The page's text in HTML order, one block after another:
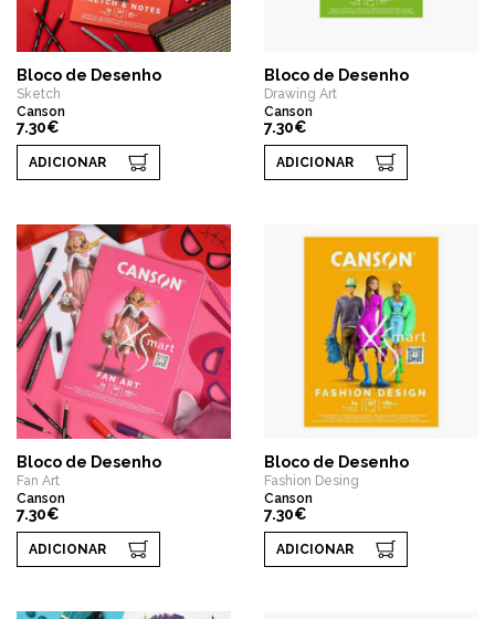
Bloco de Desenho
Sketch
Canson
7.30€
ADICIONAR
Bloco de Desenho
Drawing Art
Canson
7.30€
ADICIONAR
Bloco de Desenho
Fan Art
Canson
7.30€
ADICIONAR
Bloco de Desenho
Fashion Desing
Canson
7.30€
ADICIONAR